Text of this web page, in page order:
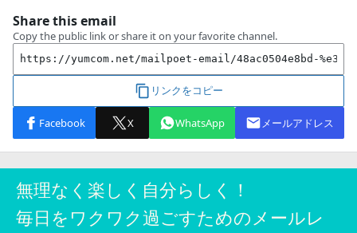
無理なく楽しく自分らしく！
毎日をワクワク過ごすためのメールレ